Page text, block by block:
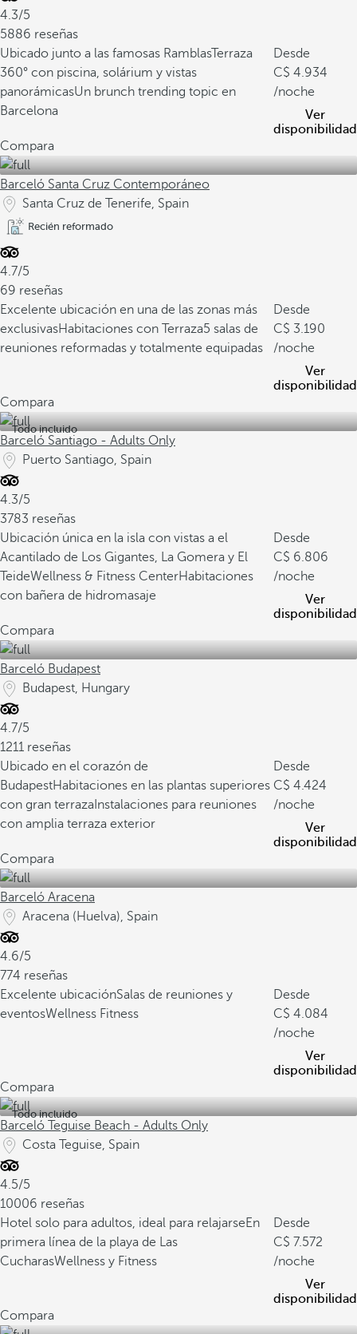
4.3/5
5886 reseñas
Ubicado junto a las famosas RamblasTerraza
360° con piscina, solárium y vistas
panorámicasUn brunch trending topic en
Barcelona
Desde
4.934
/noche
Ver
disponibilidad
Compara
Barceló Santa Cruz Contemporáneo
Santa Cruz de Tenerife, Spain
Recién reformado
4.7/5
69 reseñas
Excelente ubicación en una de las zonas más
exclusivasHabitaciones con Terraza5 salas de
reuniones reformadas y totalmente equipadas
Desde
3.190
/noche
Ver
disponibilidad
Compara
Todo incluido
Barceló Santiago - Adults Only
Puerto Santiago, Spain
4.3/5
3783 reseñas
Ubicación única en la isla con vistas a el
Acantilado de Los Gigantes, La Gomera y El
TeideWellness & Fitness CenterHabitaciones
con bañera de hidromasaje
Desde
6.806
/noche
Ver
disponibilidad
Compara
Barceló Budapest
Budapest, Hungary
4.7/5
1211 reseñas
Ubicado en el corazón de
BudapestHabitaciones en las plantas superiores
con gran terraza Instalaciones para reuniones
con amplia terraza exterior
Desde
4.424
/noche
Ver
disponibilidad
Compara
Barceló Aracena
Aracena (Huelva), Spain
4.6/5
774 reseñas
Excelente ubicaciónSalas de reuniones y
eventosWellness Fitness
Desde
4.084
/noche
Ver
disponibilidad
Compara
Todo incluido
Barceló Teguise Beach - Adults Only
Costa Teguise, Spain
4.5/5
10006 reseñas
Hotel solo para adultos, ideal para relajarseEn
primera línea de la playa de Las
CucharasWellness y Fitness
Desde
7.572
/noche
Ver
disponibilidad
Compara